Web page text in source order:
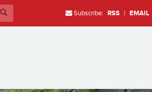
Subscribe: RSS | EMAIL